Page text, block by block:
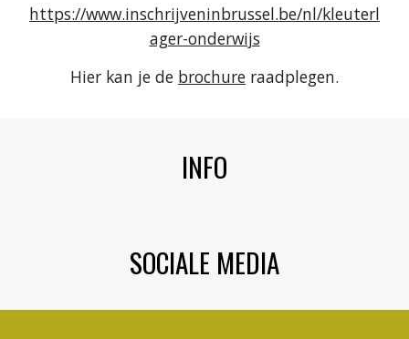
https://www.inschrijveninbrussel.be/nl/kleuterl
ager-onderwijs
Hier kan je de brochure raadplegen.
INFO
SOCIALE MEDIA